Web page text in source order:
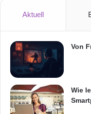
Aktuell
Von
Wie